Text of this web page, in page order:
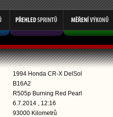
1994 Honda CR-X DelSol
B16A2
R505p Burning Red Pearl
6.7.2014 , 12:16
93000 Kilometrů